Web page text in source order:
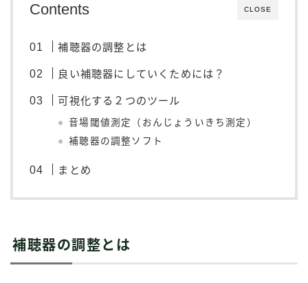
CLOSE
Contents
補聴器の調整とは
良い補聴器にしていくためには？
可視化する２つのツール
音場閾値測定（おんじょういきち測定）
補聴器の調整ソフト
まとめ
補聴器の調整とは